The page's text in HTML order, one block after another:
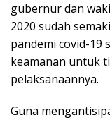
gubernur dan
2020 sudah
pandemi covid-19
keamanan untuk
pelaksanaannya.
Guna